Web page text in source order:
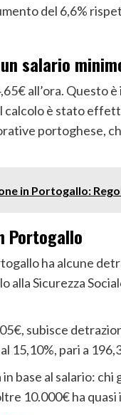
del 6,6%
salario
all’ora. Questo
calcolo è stato
portoghese,
in Portogallo:
Portogallo
ha alcune
Sicurezza
subisce
15,10%, pari a
base al salario:
10.000€ ha